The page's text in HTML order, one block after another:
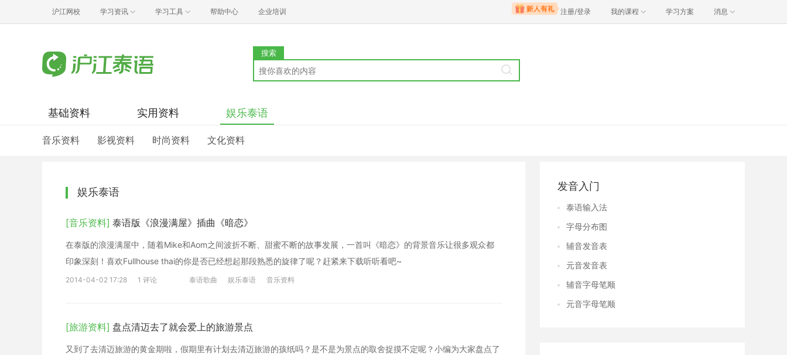
沪江网校 学习资讯 学习工具 帮助中心 企业培训 注册/登录 我的课程 学习方案 消息
搜索
基础资料 实用资料 娱乐泰语
音乐资料 影视资料 时尚资料 文化资料
娱乐泰语
[音乐资料] 泰语版《浪漫满屋》插曲《暗恋》
在泰版的浪漫满屋中，随着Mike和Aom之间波折不断、甜蜜不断的故事发展，一首叫《暗恋》的背景音乐让很多观众都
印象深刻！喜欢Fullhouse thai的你是否已经想起那段熟悉的旋律了呢？赶紧来下载听听看吧~
2014-04-02 17:28 1 评论 泰语歌曲 娱乐泰语 音乐资料
[旅游资料] 盘点清迈去了就会爱上的旅游景点
又到了去清迈旅游的黄金期啦，假期里有计划去清迈旅游的孩纸吗？是不是为景点的取舍捉摸不定呢？小编为大家盘点了
发音入门
泰语输入法
字母分布图
辅音发音表
元音发音表
辅音字母笔顺
元音字母笔顺